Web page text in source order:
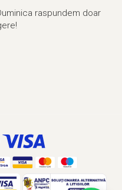
raspundem doar